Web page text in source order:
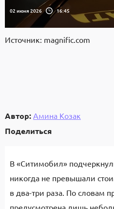
02 июня 2026 16:45
Источник: magnific.com
Автор: Амина Козак
Поделиться
В «Ситимобил»
никогда не превышали
в два-три раза. По словам
предусмотрена лишь